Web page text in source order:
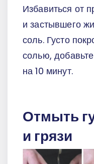
Избавиться от
и застывшего
соль. Густо
солью,
на 10 минут.
Отмыть
и грязи